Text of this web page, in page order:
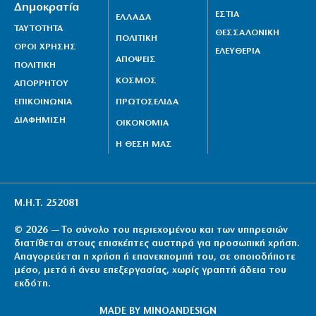
6|08|2026 | 21:35
Δημοκρατία
ΤΑΥΤΟΤΗΤΑ
ΟΡΟΙ ΧΡΗΣΗΣ
ΠΟΛΙΤΙΚΗ
ΑΠΟΡΡΗΤΟΥ
ΕΠΙΚΟΙΝΩΝΙΑ
ΔΙΑΦΗΜΙΣΗ
ΕΛΛΑΔΑ
ΠΟΛΙΤΙΚΗ
ΑΠΟΨΕΙΣ
ΚΟΣΜΟΣ
ΠΡΩΤΟΣΕΛΙΔΑ
ΟΙΚΟΝΟΜΙΑ
Η ΘΕΣΗ ΜΑΣ
ΕΣΤΙΑ
ΘΕΣΣΑΛΟΝΙΚΗ
ΕΛΕΥΘΕΡΙΑ
Μ.Η.Τ. 252081
© 2026 — Το σύνολο του περιεχομένου και των υπηρεσιών
διατίθεται στους επισκέπτες αυστηρά για προσωπική χρήση.
Απαγορεύεται η χρήση ή επανεκπομπή του, σε οποιοδήποτε
μέσο, μετά ή άνευ επεξεργασίας, χωρίς γραπτή άδεια του
εκδότη.
MADE BY MINOANDESIGN